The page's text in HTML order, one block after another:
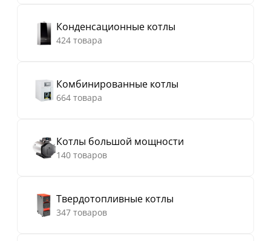
Конденсационные котлы
424 товара
Комбинированные котлы
664 товара
Котлы большой мощности
140 товаров
Твердотопливные котлы
347 товаров